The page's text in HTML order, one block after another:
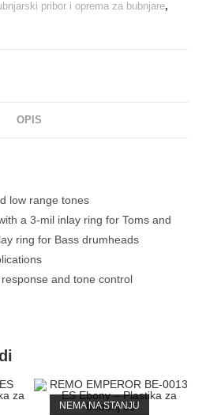
pribor i oprema za bubnjare,
OPIS
low range tones
a 3-mil inlay ring for Toms and
ring for Bass drumheads
and tone control
NEMA NA STANJU